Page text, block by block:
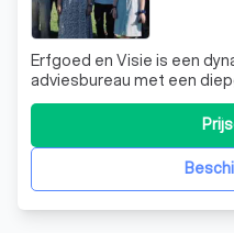
Erfgoed en Visie is een
adviesbureau met een
erfgoed. Sinds onze
gespecialiseerd in
streven naar een integrale
erfgoed niet alleen wordt